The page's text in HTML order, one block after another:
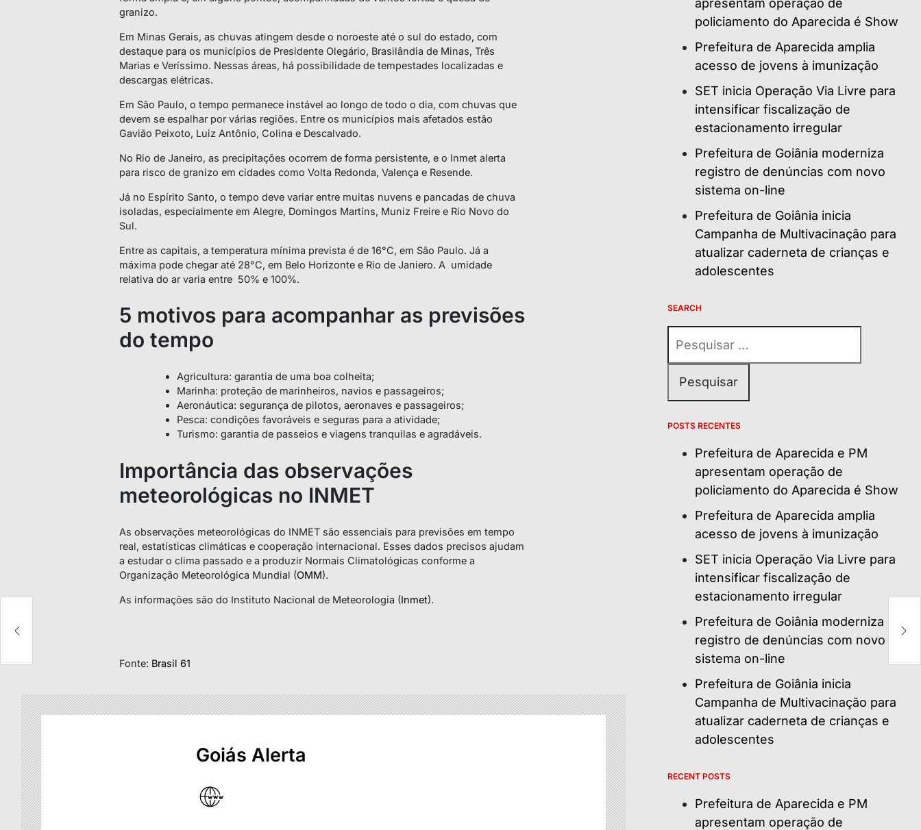
granizo.
Em Minas Gerais, as chuvas atingem desde o noroeste até o sul do estado, com
destaque para os municípios de Presidente Olegário, Brasilândia de Minas, Três
Marias e Veríssimo. Nessas áreas, há possibilidade de tempestades localizadas e
descargas elétricas.
Em São Paulo, o tempo permanece instável ao longo de todo o dia, com chuvas que
devem se espalhar por várias regiões. Entre os municípios mais afetados estão
Gavião Peixoto, Luiz Antônio, Colina e Descalvado.
No Rio de Janeiro, as precipitações ocorrem de forma persistente, e o Inmet alerta
para risco de granizo em cidades como Volta Redonda, Valença e Resende.
Já no Espírito Santo, o tempo deve variar entre muitas nuvens e pancadas de chuva
isoladas, especialmente em Alegre, Domingos Martins, Muniz Freire e Rio Novo do
Sul.
Entre as capitais, a temperatura mínima prevista é de 16°C, em São Paulo. Já a
máxima pode chegar até 28°C, em Belo Horizonte e Rio de Janiero. A umidade
relativa do ar varia entre 50% e 100%.
5 motivos para acompanhar as previsões
do tempo
Agricultura: garantia de uma boa colheita;
Marinha: proteção de marinheiros, navios e passageiros;
Aeronáutica: segurança de pilotos, aeronaves e passageiros;
Pesca: condições favoráveis e seguras para a atividade;
Turismo: garantia de passeios e viagens tranquilas e agradáveis.
Importância das observações
meteorológicas no INMET
As observações meteorológicas do INMET são essenciais para previsões em tempo
real, estatísticas climáticas e cooperação internacional. Esses dados precisos ajudam
a estudar o clima passado e a produzir Normais Climatológicas conforme a
Organização Meteorológica Mundial (OMM).
As informações são do Instituto Nacional de Meteorologia (Inmet).
Fonte: Brasil 61
Goiás Alerta
apresentam operação de
policiamento do Aparecida é Show
Prefeitura de Aparecida amplia
acesso de jovens à imunização
SET inicia Operação Via Livre para
intensificar fiscalização de
estacionamento irregular
Prefeitura de Goiânia moderniza
registro de denúncias com novo
sistema on-line
Prefeitura de Goiânia inicia
Campanha de Multivacinação para
atualizar caderneta de crianças e
adolescentes
SEARCH
por:
POSTS RECENTES
Prefeitura de Aparecida e PM
apresentam operação de
policiamento do Aparecida é Show
Prefeitura de Aparecida amplia
acesso de jovens à imunização
SET inicia Operação Via Livre para
intensificar fiscalização de
estacionamento irregular
Prefeitura de Goiânia moderniza
registro de denúncias com novo
sistema on-line
Prefeitura de Goiânia inicia
Campanha de Multivacinação para
atualizar caderneta de crianças e
adolescentes
RECENT POSTS
Prefeitura de Aparecida e PM
apresentam operação de